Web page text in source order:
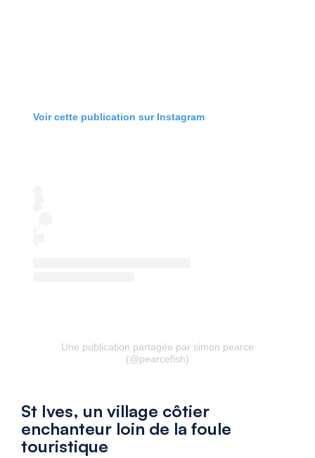
Voir cette publication sur Instagram
Une publication partagée par simon pearce
(@pearcefish)
St Ives, un village côtier
enchanteur loin de la foule
touristique